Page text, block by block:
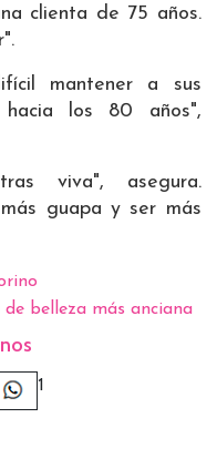
clienta de 75 años.
mantener a sus
hacia los 80 años",
viva", asegura.
guapa y ser más
de belleza más anciana
1